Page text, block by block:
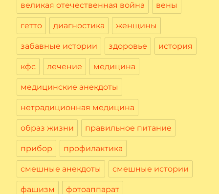
великая отечественная война вены
гетто диагностика женщины
забавные истории здоровье история
кфс лечение медицина
медицинские анекдоты
нетрадиционная медицина
образ жизни правильное питание
прибор профилактика
смешные анекдоты смешные истории
фашизм фотоаппарат